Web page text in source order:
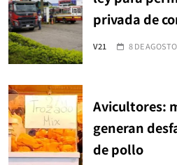
privada de
V21 8 DE
Avicultores:
generan
de pollo